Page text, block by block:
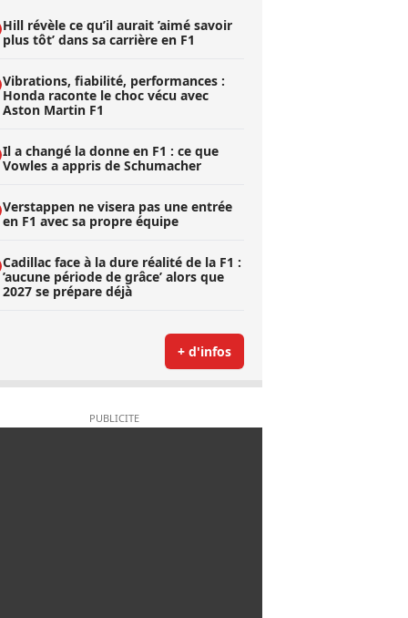
Hill révèle ce qu’il aurait ’aimé savoir
plus tôt’ dans sa carrière en F1
Vibrations, fiabilité, performances :
Honda raconte le choc vécu avec
Aston Martin F1
Il a changé la donne en F1 : ce que
Vowles a appris de Schumacher
Verstappen ne visera pas une entrée
en F1 avec sa propre équipe
Cadillac face à la dure réalité de la F1 :
’aucune période de grâce’ alors que
2027 se prépare déjà
+ d'infos